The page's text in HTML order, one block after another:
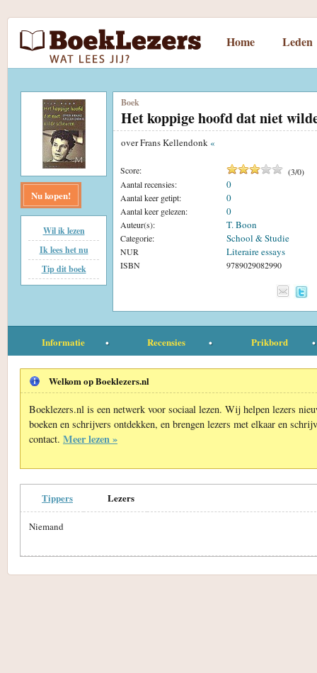
Home Leden
Nu kopen!
Wil ik lezen
Ik lees het nu
Tip dit boek
Boek
Het koppige hoofd dat niet
over Frans Kellendonk «
Score: (3/0)
Aantal recensies:
0
Aantal keer getipt: 0
Aantal keer gelezen: 0
Auteur(s): T. Boon
Categorie: School & Studie
NUR Literaire essays
ISBN 9789029082990
Informatie Recensies Prikbord
Welkom op Boeklezers.nl
Boeklezers.nl is een netwerk voor sociaal lezen. Wij helpen lezers
boeken en schrijvers ontdekken, en brengen lezers met elkaar en
contact. Meer lezen »
Tippers Lezers
Niemand